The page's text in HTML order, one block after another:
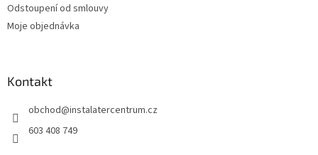
Odstoupení od smlouvy
Moje objednávka
Kontakt
obchod@instalatercentrum.cz
603 408 749